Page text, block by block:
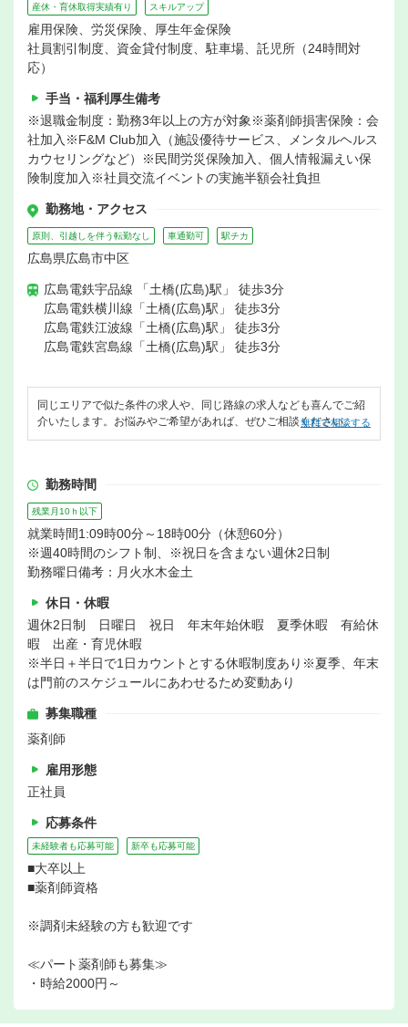
産休・育休取得実績有り スキルアップ
雇用保険、労災保険、厚生年金保険
社員割引制度、資金貸付制度、駐車場、託児所（24時間対
応）
手当・福利厚生備考
※退職金制度：勤務3年以上の方が対象※薬剤師損害保険：会
社加入※F&M Club加入（施設優待サービス、メンタルヘルス
カウセリングなど）※民間労災保険加入、個人情報漏えい保
険制度加入※社員交流イベントの実施半額会社負担
勤務地・アクセス
原則、引越しを伴う転勤なし 車通勤可 駅チカ
広島県広島市中区
広島電鉄宇品線 「土橋(広島)駅」 徒歩3分
広島電鉄横川線「土橋(広島)駅」 徒歩3分
広島電鉄江波線「土橋(広島)駅」 徒歩3分
広島電鉄宮島線「土橋(広島)駅」 徒歩3分
同じエリアで似た条件の求人や、同じ路線の求人なども喜んでご紹
介いたします。お悩みやご希望があれば、ぜひご相談ください。
無料で相談する
勤務時間
残業月10ｈ以下
就業時間1:09時00分～18時00分（休憩60分）
※週40時間のシフト制、※祝日を含まない週休2日制
勤務曜日備考：月火水木金土
休日・休暇
週休2日制 日曜日 祝日 年末年始休暇 夏季休暇 有給休
暇 出産・育児休暇
※半日＋半日で1日カウントとする休暇制度あり※夏季、年末
は門前のスケジュールにあわせるため変動あり
募集職種
薬剤師
雇用形態
正社員
応募条件
未経験者も応募可能 新卒も応募可能
■大卒以上
■薬剤師資格
※調剤未経験の方も歓迎です
≪パート薬剤師も募集≫
・時給2000円～